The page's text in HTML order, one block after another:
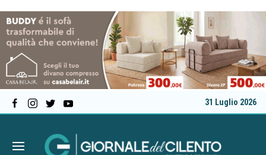
31 Luglio 2026